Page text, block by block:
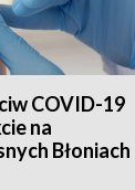
COVID-19
na
Błoniach